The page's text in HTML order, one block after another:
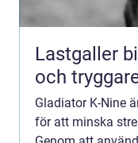
Lastgaller bil säkerhet,
och
Gladiator K-Nine
för att minska